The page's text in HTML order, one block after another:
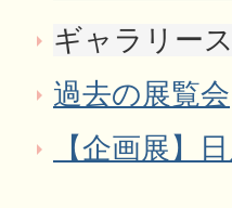
ギャラリー
過去の展覧会
【企画展】